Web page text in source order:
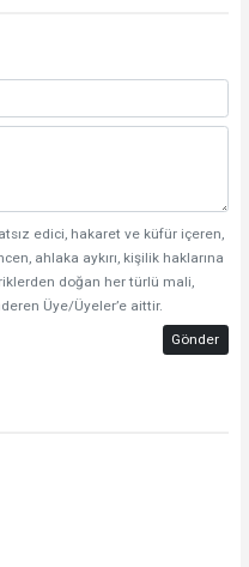
edici, hakaret ve küfür içeren,
ahlaka aykırı, kişilik haklarına
doğan her türlü mali,
Üye/Üyeler’e aittir.
Gönder